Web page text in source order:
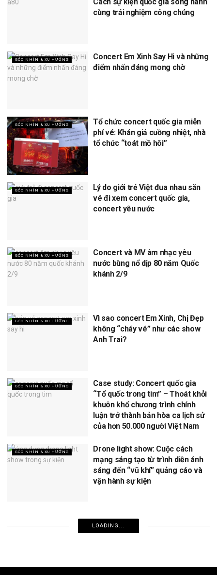
cùng trải nghiệm công chúng
GÓC NHÌN & XU HƯỚNG
Concert Em Xinh Say Hi và những
điểm nhấn đáng mong chờ
GÓC NHÌN & XU HƯỚNG
Tổ chức concert quốc gia miễn
phí vé: Khán giả cuồng nhiệt, nhà
tổ chức “toát mồ hôi”
GÓC NHÌN & XU HƯỚNG
Lý do giới trẻ Việt đua nhau săn
vé đi xem concert quốc gia,
concert yêu nước
GÓC NHÌN & XU HƯỚNG
Concert và MV âm nhạc yêu
nước bùng nổ dịp 80 năm Quốc
khánh 2/9
GÓC NHÌN & XU HƯỚNG
Vì sao concert Em Xinh, Chị Đẹp
không “cháy vé” như các show
Anh Trai?
GÓC NHÌN & XU HƯỚNG
Case study: Concert quốc gia
“Tổ quốc trong tim” – Thoát khỏi
khuôn khổ chương trình chính
luận trở thành bản hòa ca lịch sử
của hơn 50.000 người Việt Nam
GÓC NHÌN & XU HƯỚNG
Drone light show: Cuộc cách
mạng sáng tạo từ trình diễn ánh
sáng đến “vũ khí” quảng cáo và
vận hành sự kiện
LOADING...